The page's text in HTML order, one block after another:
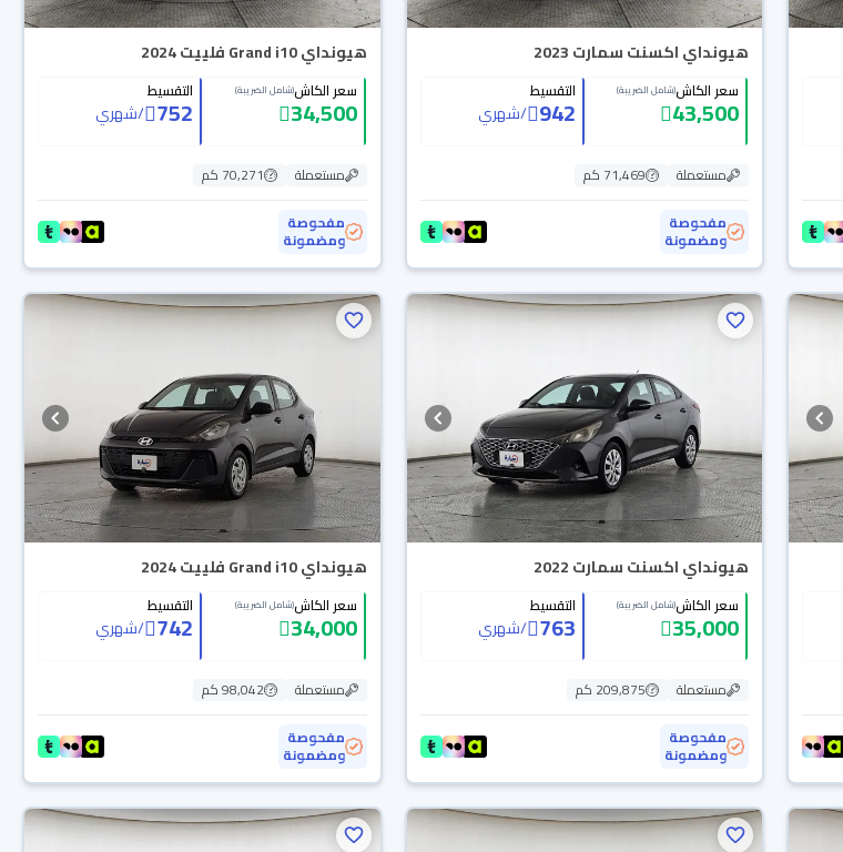
هيونداي اكسنت سمارت 2023
سعر الكاش(شامل الضريبة)
43,500
التقسيط
942
/شهري
مستعملة
71,469 كم
مفحوصة
ومضمونة
هيونداي Grand i10 فلييت 2024
سعر الكاش(شامل الضريبة)
34,500
التقسيط
752
/شهري
مستعملة
70,271 كم
مفحوصة
ومضمونة
هيونداي اكسنت سمارت 2022
سعر الكاش(شامل الضريبة)
35,000
التقسيط
763
/شهري
مستعملة
209,875 كم
مفحوصة
ومضمونة
هيونداي Grand i10 فلييت 2024
سعر الكاش(شامل الضريبة)
34,000
التقسيط
742
/شهري
مستعملة
98,042 كم
مفحوصة
ومضمونة